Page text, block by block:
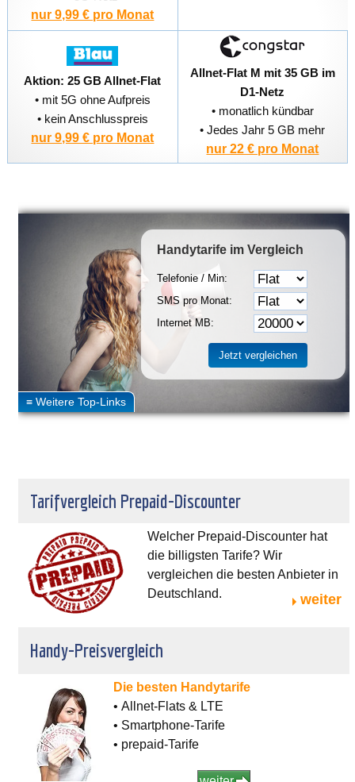
nur 9,99 € pro Monat
Aktion: 25 GB Allnet-Flat
• mit 5G ohne Aufpreis
• kein Anschlusspreis
nur 9,99 € pro Monat
Allnet-Flat M mit 35 GB im
D1-Netz
• monatlich kündbar
• Jedes Jahr 5 GB mehr
nur 22 € pro Monat
Handytarife im Vergleich
Telefonie / Min:
SMS pro Monat:
Internet MB:
Tarifvergleich Prepaid-Discounter
Welcher Prepaid-Discounter hat
die billigsten Tarife? Wir
vergleichen die besten Anbieter in
Deutschland.
weiter
Handy-Preisvergleich
Die besten Handytarife
• Allnet-Flats & LTE
• Smartphone-Tarife
• prepaid-Tarife